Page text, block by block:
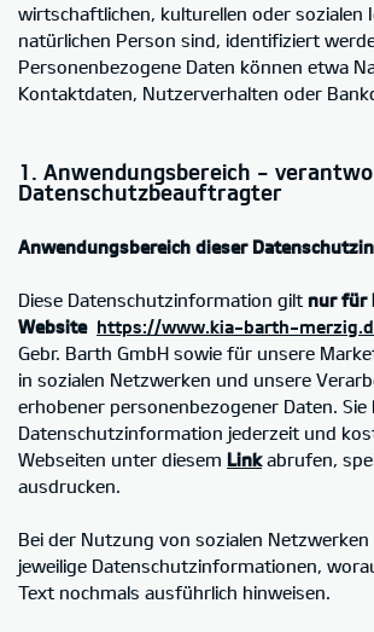
wirtschaftlichen, kulturellen oder sozialen
natürlichen Person sind, identifiziert
Personenbezogene Daten können etwa
Kontaktdaten, Nutzerverhalten oder
1. Anwendungsbereich -
Datenschutzbeauftragter
Anwendungsbereich dieser
Diese Datenschutzinformation gilt nur für
Website https://www.kia-barth-
Gebr. Barth GmbH sowie für unsere
in sozialen Netzwerken und unsere
erhobener personenbezogener Daten. Sie
Datenschutzinformation jederzeit und
Webseiten unter diesem Linkabrufen,
ausdrucken.
Bei der Nutzung von sozialen Netzwerken
jeweilige Datenschutzinformationen,
Text nochmals ausführlich hinweisen.